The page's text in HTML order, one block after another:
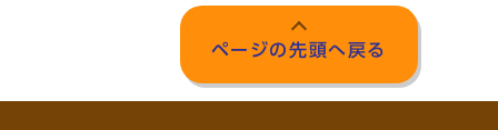
ページの先頭へ戻る